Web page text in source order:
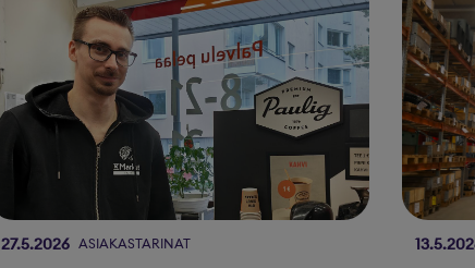
27.5.2026 ASIAKASTARINAT